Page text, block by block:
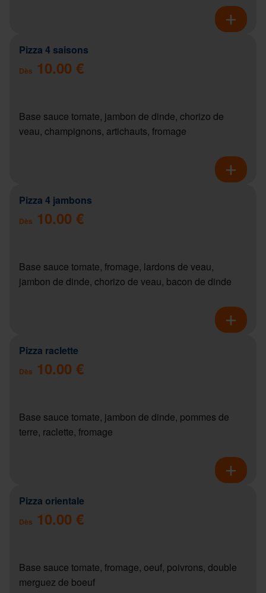
Pizza 4 saisons
Dès 10.00 €
Base sauce tomate, jambon de dinde, chorizo de
veau, champignons, artichauts, fromage
Pizza 4 jambons
Dès 10.00 €
Base sauce tomate, fromage, lardons de veau,
jambon de dinde, chorizo de veau, bacon de dinde
Pizza raclette
Dès 10.00 €
Base sauce tomate, jambon de dinde, pommes de
terre, raclette, fromage
Pizza orientale
Dès 10.00 €
Base sauce tomate, fromage, oeuf, poivrons, double
merguez de boeuf